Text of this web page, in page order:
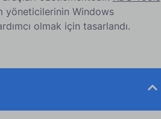
yöneticilerinin Windows
olmak için tasarlandı.